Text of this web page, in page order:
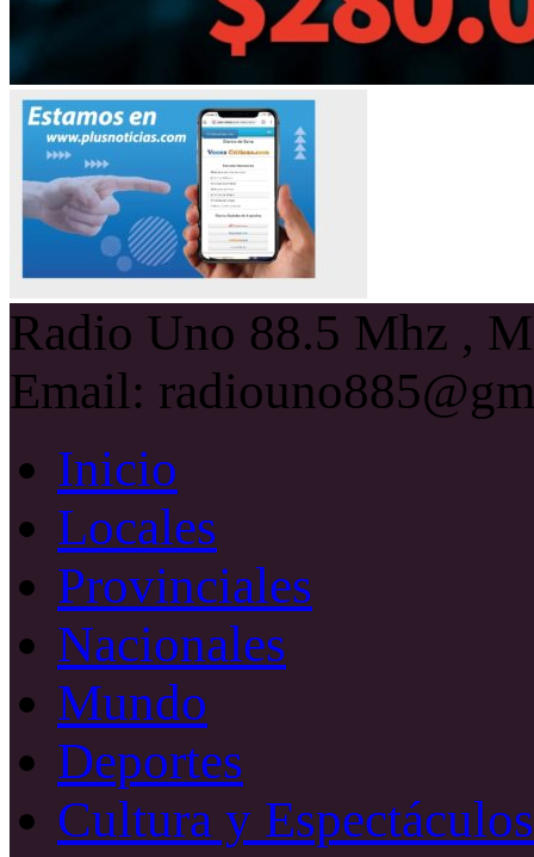
Radio Uno 88.5 Mhz ,
Email:
Inicio
Locales
Provinciales
Nacionales
Mundo
Deportes
Cultura y Espectáculos